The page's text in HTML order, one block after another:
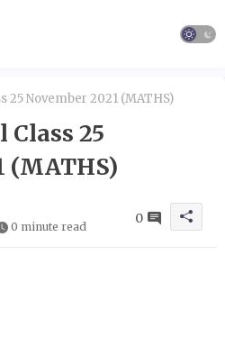
25 November 2021 (MATHS)
Class 25
(MATHS)
0 minute read
0